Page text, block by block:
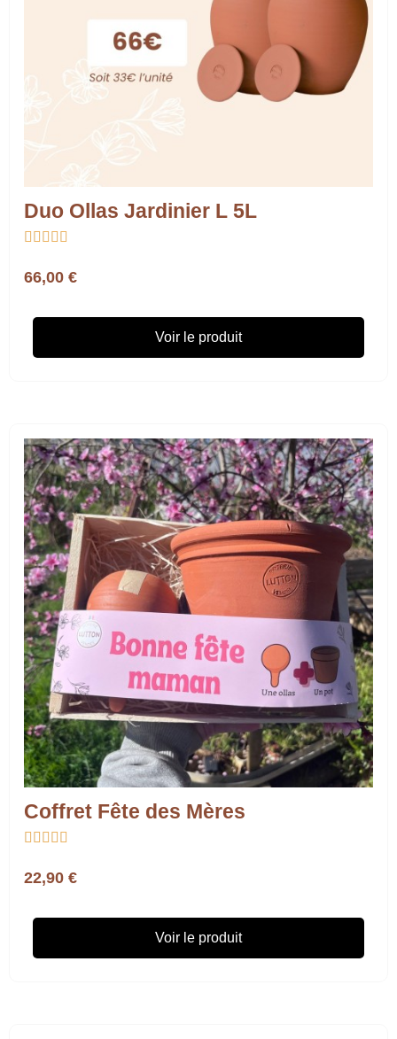
Duo Ollas Jardinier L 5L
    
66,00 €
Voir le produit
Coffret Fête des Mères
    
22,90 €
Voir le produit